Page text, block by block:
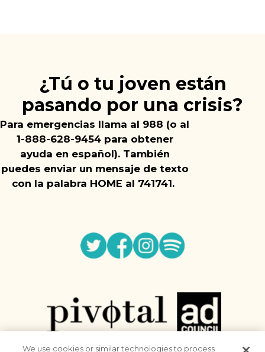
¿Tú o tu joven están
pasando por una crisis?
Para emergencias llama al 988 (o al
1-888-628-9454 para obtener
ayuda en español). También
puedes enviar un mensaje de texto
con la palabra HOME al 741741.
TwitterFacebookInstagram
Spotify
We use cookies or similar technologies to process